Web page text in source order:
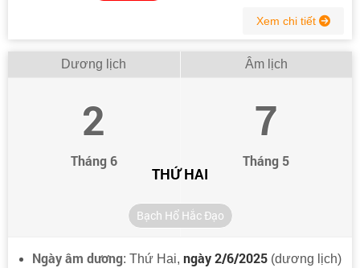
Xem chi tiết
Dương lịch
2
Tháng 6
Âm lịch
7
Tháng 5
THỨ HAI
Bạch Hổ Hắc Đạo
Ngày âm dương: Thứ Hai, ngày 2/6/2025 (dương lịch)